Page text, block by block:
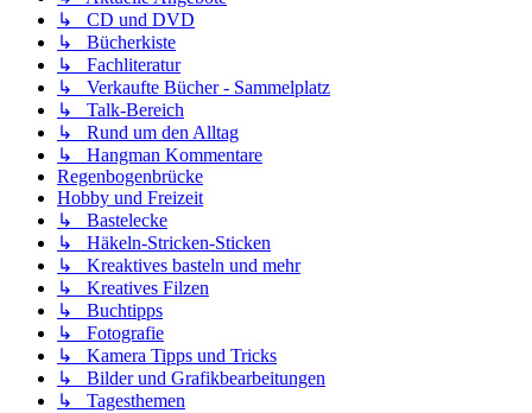
↳ CD und DVD
↳ Bücherkiste
↳ Fachliteratur
↳ Verkaufte Bücher - Sammelplatz
↳ Talk-Bereich
↳ Rund um den Alltag
↳ Hangman Kommentare
Regenbogenbrücke
Hobby und Freizeit
↳ Bastelecke
↳ Häkeln-Stricken-Sticken
↳ Kreaktives basteln und mehr
↳ Kreatives Filzen
↳ Buchtipps
↳ Fotografie
↳ Kamera Tipps und Tricks
↳ Bilder und Grafikbearbeitungen
↳ Tagesthemen